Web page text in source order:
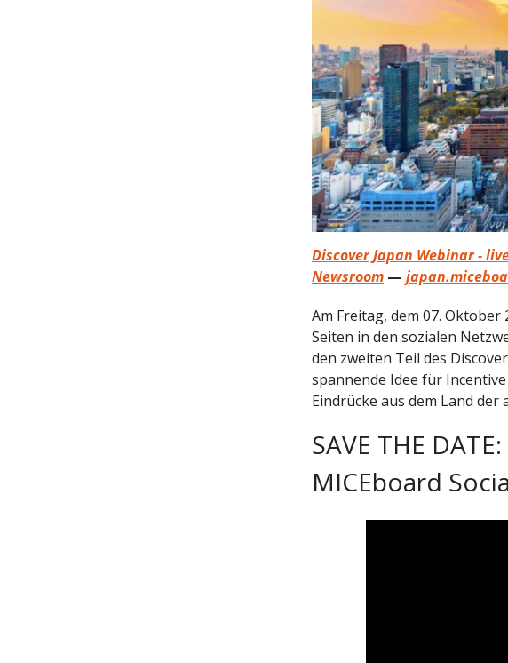
Discover Japan Webinar -
Newsroom —
Am Freitag, dem 07.
Seiten in den sozialen
den zweiten Teil des
spannende Idee für
Eindrücke aus dem Land
SAVE THE
MICEboard